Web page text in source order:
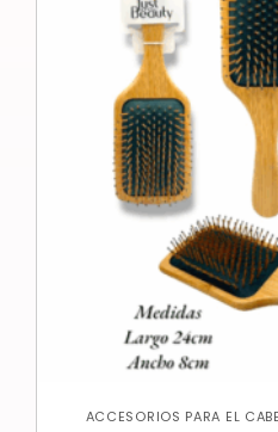
ACCESORIOS PARA EL